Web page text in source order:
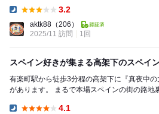
3.2
aktk88 （206）
2025/11 訪問
1回
スペイン好きが集まる高架下のスペイン
有楽町駅から徒歩3分程の高架下に『真夜中
があります。 まるで本場スペインの街の路地裏にあるバルのようなお店
4.1